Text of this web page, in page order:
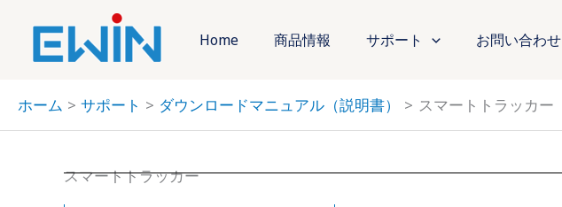
ッ
Home 商品情報 サポート お問い合わせ
ホーム サポート ダウンロードマニュアル（説明書） スマートトラッカー
スマートトラッカー